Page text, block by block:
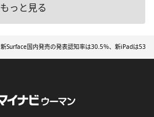
もっと見る
新Surface国内発売の発表認知率は30.5％、新iPadは